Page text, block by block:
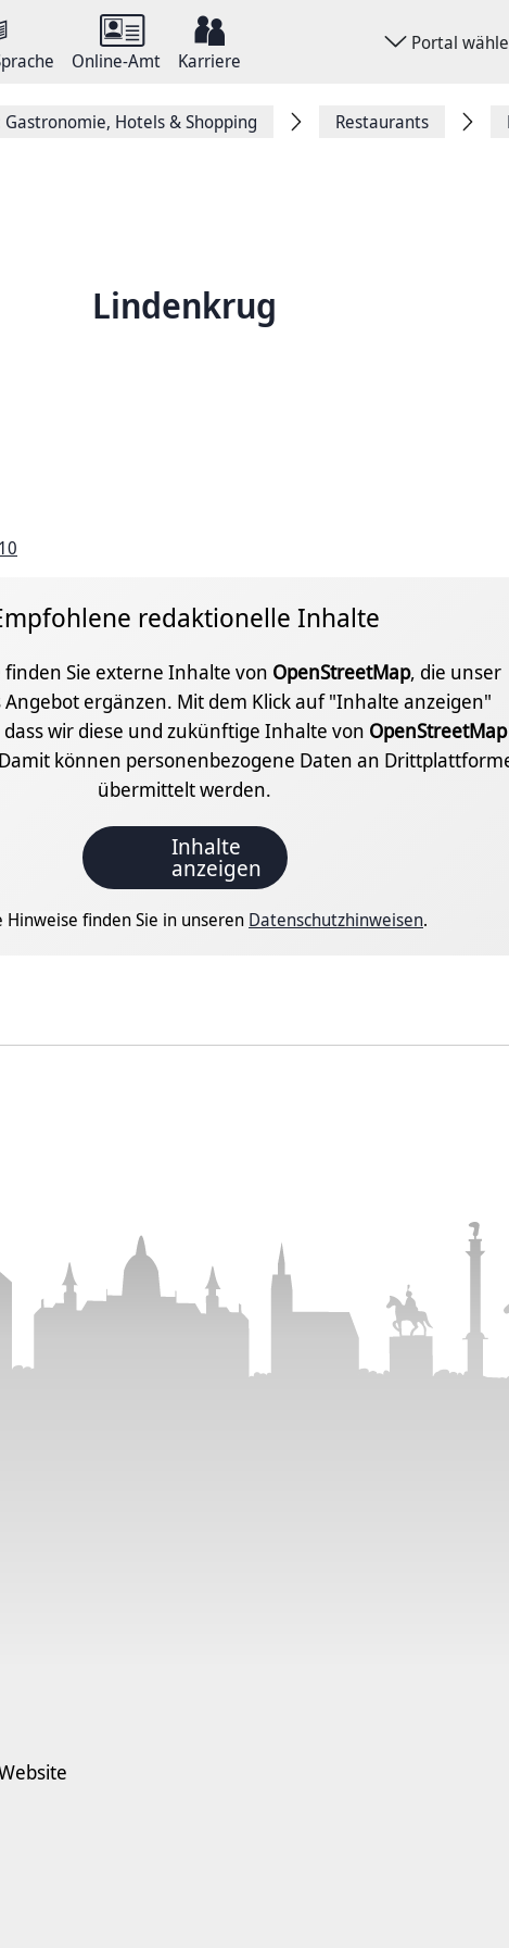
Online-Amt Karriere
Portal
Hotels & Shopping Restaurants
Lindenkrug
redaktionelle Inhalte
finden Sie externe Inhalte von OpenStreetMap, die unser
ergänzen. Mit dem Klick auf "Inhalte anzeigen"
wir diese und zukünftige Inhalte von OpenStreetMap
können personenbezogene Daten an
übermittelt werden.
Inhalte
anzeigen
Hinweise finden Sie in unseren Datenschutzhinweisen.